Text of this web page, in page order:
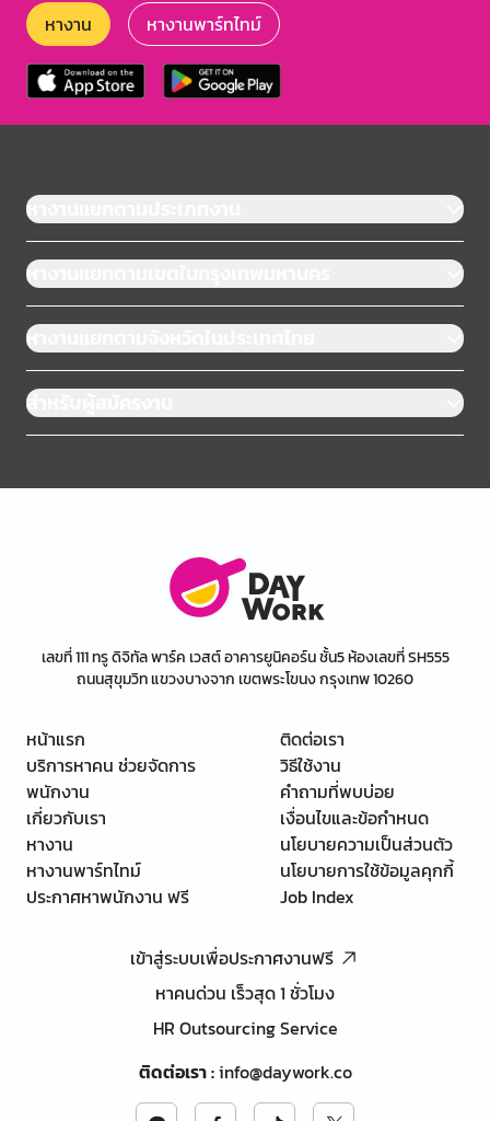
หางาน หางานพาร์ทไทม์
หางานแยกตามประเภทงาน
หางานแยกตามเขตในกรุงเทพมหานคร
หางานแยกตามจังหวัดในประเทศไทย
สำหรับผู้สมัครงาน
เลขที่ 111 ทรู ดิจิทัล พาร์ค เวสต์ อาคารยูนิคอร์น ชั้น5 ห้องเลขที่ SH555
ถนนสุขุมวิท แขวงบางจาก เขตพระโขนง กรุงเทพ 10260
หน้าแรก
บริการหาคน ช่วยจัดการ
พนักงาน
เกี่ยวกับเรา
หางาน
หางานพาร์ทไทม์
ประกาศหาพนักงาน ฟรี
ติดต่อเรา
วิธีใช้งาน
คำถามที่พบบ่อย
เงื่อนไขและข้อกำหนด
นโยบายความเป็นส่วนตัว
นโยบายการใช้ข้อมูลคุกกี้
Job Index
เข้าสู่ระบบเพื่อประกาศงานฟรี
หาคนด่วน เร็วสุด 1 ชั่วโมง
HR Outsourcing Service
ติดต่อเรา:info@daywork.co